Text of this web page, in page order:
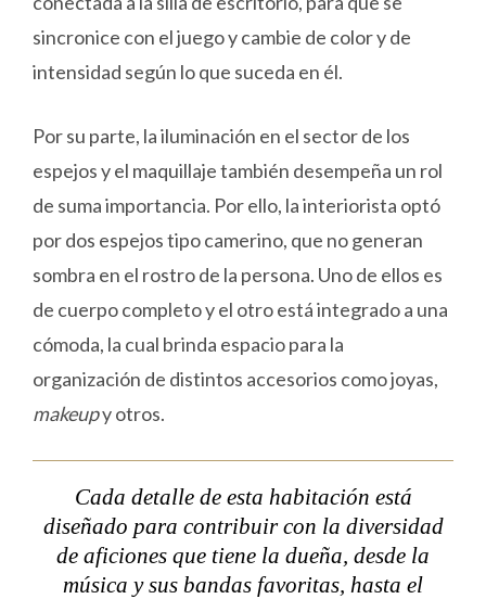
sincronice con el juego y cambie de color y de
intensidad según lo que suceda en él.
Por su parte, la iluminación en el sector de los
espejos y el maquillaje también desempeña un rol
de suma importancia. Por ello, la interiorista optó
por dos espejos tipo camerino, que no generan
sombra en el rostro de la persona. Uno de ellos es
de cuerpo completo y el otro está integrado a una
cómoda, la cual brinda espacio para la
organización de distintos accesorios como joyas,
makeupy otros.
Cada detalle de esta habitación está
diseñado para contribuir con la diversidad
de aficiones que tiene la dueña, desde la
música y sus bandas favoritas, hasta el